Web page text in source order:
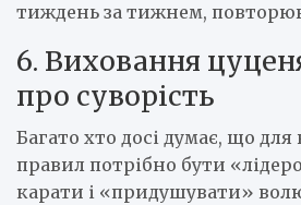
тиждень за тижнем,
6. Виховання
про суворість
Багато хто досі думає, що
правил потрібно бути
карати і «придушувати»